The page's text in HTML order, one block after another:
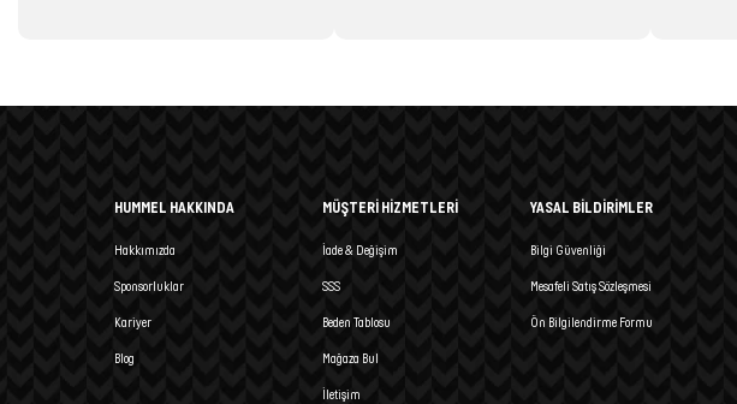
HUMMEL HAKKINDA
Hakkımızda
Sponsorluklar
Kariyer
Blog
MÜŞTERİ HİZMETLERİ
İade & Değişim
SSS
Beden Tablosu
Mağaza Bul
İletişim
YASAL BİLDİRİMLER
Bilgi Güvenliği
Mesafeli Satış Sözleşmesi
Ön Bilgilendirme Formu